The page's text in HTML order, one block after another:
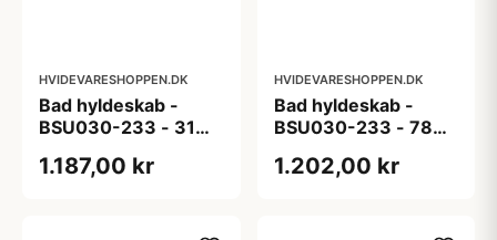
HVIDEVARESHOPPEN.DK
Bad hyldeskab -
BSU030-233 - 31
fyldningslåge
1.187,00 kr
HVIDEVARESHOPPEN.DK
Bad hyldeskab -
BSU030-233 - 78
Hvid folie, grebsfri
1.202,00 kr